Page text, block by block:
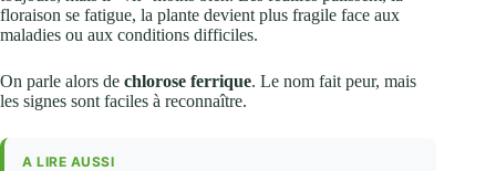
floraison se fatigue, la plante devient plus fragile face aux
maladies ou aux conditions difficiles.
On parle alors de chlorose ferrique. Le nom fait peur, mais
les signes sont faciles à reconnaître.
A LIRE AUSSI